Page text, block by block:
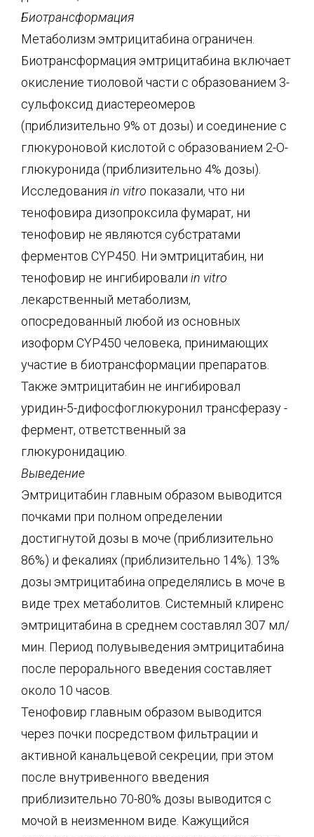
Биотрансформация
Метаболизм эмтрицитабина ограничен.
Биотрансформация эмтрицитабина включает
окисление тиоловой части с образованием 3-
сульфоксид диастереомеров
(приблизительно 9% от дозы) и соединение с
глюкуроновой кислотой с образованием 2-О-
глюкуронида (приблизительно 4% дозы).
Исследования in vitro показали, что ни
тенофовира дизопроксила фумарат, ни
тенофовир не являются субстратами
ферментов CYP450. Ни эмтрицитабин, ни
тенофовир не ингибировали in vitro
лекарственный метаболизм,
опосредованный любой из основных
изоформ CYP450 человека, принимающих
участие в биотрансформации препаратов.
Также эмтрицитабин не ингибировал
уридин-5-дифосфоглюкуронил трансферазу -
фермент, ответственный за
глюкуронидацию.
Выведение
Эмтрицитабин главным образом выводится
почками при полном определении
достигнутой дозы в моче (приблизительно
86%) и фекалиях (приблизительно 14%). 13%
дозы эмтрицитабина определялись в моче в
виде трех метаболитов. Системный клиренс
эмтрицитабина в среднем составлял 307 мл/
мин. Период полувыведения эмтрицитабина
после перорального введения составляет
около 10 часов.
Тенофовир главным образом выводится
через почки посредством фильтрации и
активной канальцевой секреции, при этом
после внутривенного введения
приблизительно 70-80% дозы выводится с
мочой в неизменном виде. Кажущийся